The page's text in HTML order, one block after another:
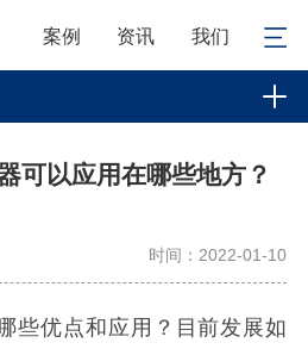
案例 资讯 我们
可以应用在哪些地方？
时间：2022-01-10
些优点和应用？目前发展如